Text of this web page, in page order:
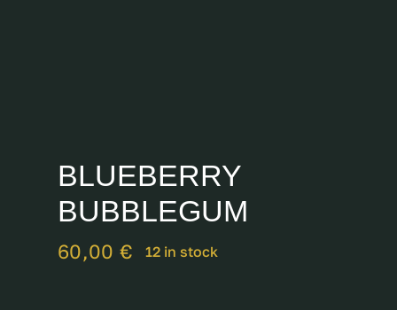
BLUEBERRY
BUBBLEGUM
60,00 € 12 in stock